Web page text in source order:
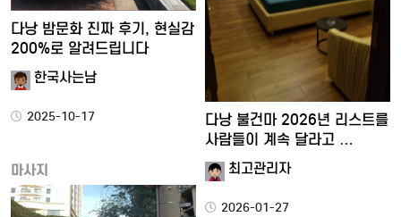
다낭 불건마 2026년 리스트를
사람들이 계속 달라고 …
최고관리자
2026-01-27
다낭 밤문화 진짜 후기, 현실감
200%로 알려드립니다
한국사는남
2025-10-17
마사지